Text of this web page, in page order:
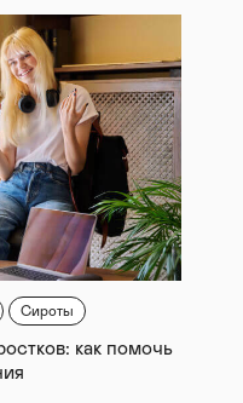
Сироты
как помочь